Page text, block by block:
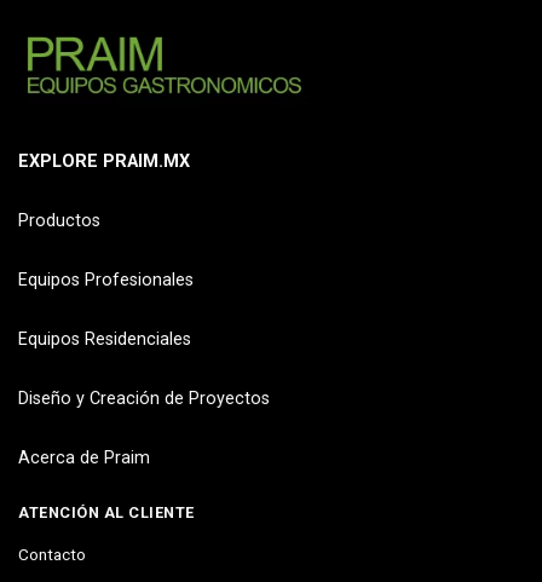
EXPLORE PRAIM.MX
Productos
Equipos Profesionales
Equipos Residenciales
Diseño y Creación de Proyectos
Acerca de Praim
ATENCIÓN AL CLIENTE
Contacto